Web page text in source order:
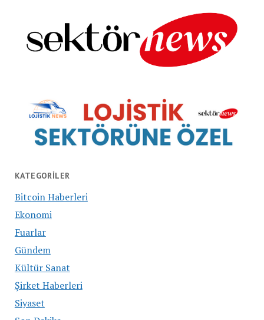
KATEGORILER
Bitcoin Haberleri
Ekonomi
Fuarlar
Gündem
Kültür Sanat
Şirket Haberleri
Siyaset